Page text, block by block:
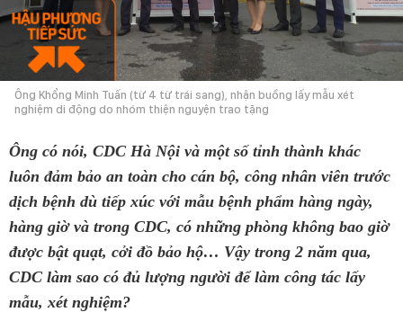
Ông Khổng Minh Tuấn (từ 4 từ trái sang), nhận buồng lấy mẫu xét
nghiệm di động do nhóm thiện nguyện trao tặng
Ông có nói, CDC Hà Nội và một số tỉnh thành khác
luôn đảm bảo an toàn cho cán bộ, công nhân viên trước
dịch bệnh dù tiếp xúc với mẫu bệnh phẩm hàng ngày,
hàng giờ và trong CDC, có những phòng không bao giờ
được bật quạt, cởi đồ bảo hộ… Vậy trong 2 năm qua,
CDC làm sao có đủ lượng người để làm công tác lấy
mẫu, xét nghiệm?